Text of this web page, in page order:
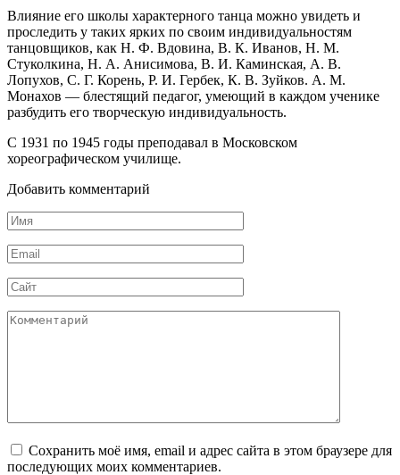
Влияние его школы характерного танца можно увидеть и
проследить у таких ярких по своим индивидуальностям
танцовщиков, как Н. Ф. Вдовина, В. К. Иванов, Н. М.
Стуколкина, Н. А. Анисимова, В. И. Каминская, А. В.
Лопухов, С. Г. Корень, Р. И. Гербек, К. В. Зуйков. А. М.
Монахов — блестящий педагог, умеющий в каждом ученике
разбу­дить его творческую индивидуальность.
С 1931 по 1945 годы преподавал в Московском
хореографическом учи­лище.
Добавить комментарий
Имя
*
Email
*
Сайт
Комментарий
Сохранить моё имя, email и адрес сайта в этом браузере для
последующих моих комментариев.